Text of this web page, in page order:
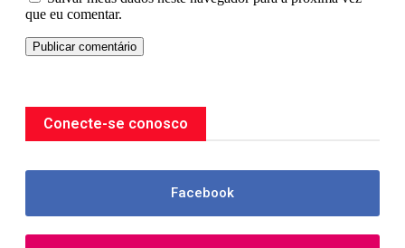
que eu comentar.
Conecte-se conosco
Facebook